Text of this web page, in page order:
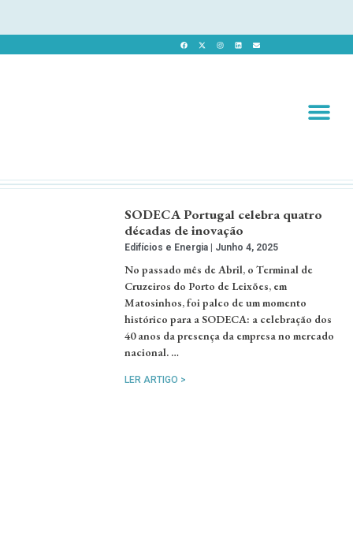
SODECA Portugal celebra quatro
décadas de inovação
Edifícios e Energia Junho 4, 2025
No passado mês de Abril, o Terminal de
Cruzeiros do Porto de Leixões, em
Matosinhos, foi palco de um momento
histórico para a SODECA: a celebração dos
40 anos da presença da empresa no mercado
nacional. …
LER ARTIGO >